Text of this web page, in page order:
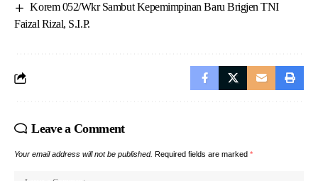
Korem 052/Wkr Sambut Kepemimpinan Baru Brigjen TNI
Faizal Rizal, S.I.P.
Leave a Comment
Your email address will not be published. Required fields are marked *